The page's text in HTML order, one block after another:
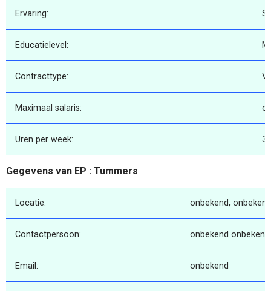
Ervaring:
Educatielevel:
Contracttype:
Maximaal salaris:
Uren per week:
Gegevens van EP : Tummers
Locatie: onbekend,
Contactpersoon: onbekend
Email: onbekend